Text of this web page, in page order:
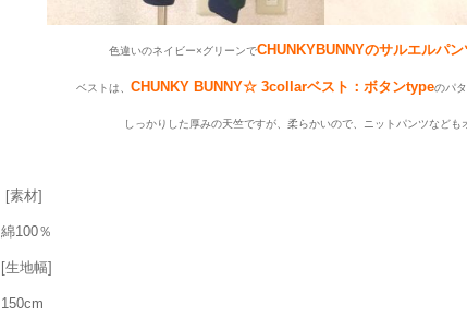
色違いのネイビー×グリーンでCHUNKYBUNNYのサルエルパン
ベストは、 CHUNKY BUNNY☆ 3collarベスト：ボタンtypeのパ
しっかりした厚みの天竺ですが、柔らかいので、ニットパンツなども
[素材]
綿100％
[生地幅]
150cm